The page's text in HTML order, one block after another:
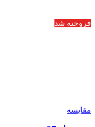
فروخته شد
مقایسه